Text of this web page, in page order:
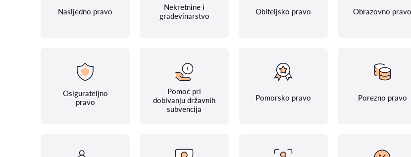
Nasljedno pravo
Nekretnine i
građevinarstvo
Obiteljsko pravo Obrazovno pravo
Osigurateljno
pravo
Pomoć pri
dobivanju državnih
subvencija
Pomorsko pravo Porezno pravo